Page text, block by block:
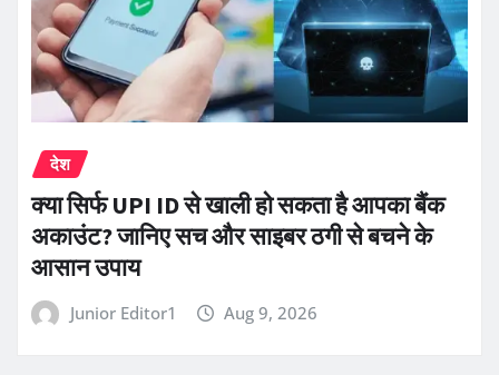
देश
क्या सिर्फ UPI ID से खाली हो सकता है आपका बैंक
अकाउंट? जानिए सच और साइबर ठगी से बचने के
आसान उपाय
Junior Editor1 Aug 9, 2026